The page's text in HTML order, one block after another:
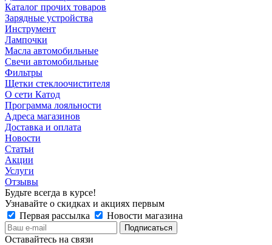
Каталог прочих товаров
Зарядные устройства
Инструмент
Лампочки
Масла автомобильные
Свечи автомобильные
Фильтры
Щетки стеклоочистителя
О сети Катод
Программа лояльности
Адреса магазинов
Доставка и оплата
Новости
Статьи
Акции
Услуги
Отзывы
Будьте всегда в курсе!
Узнавайте о скидках и акциях первым
Первая рассылка
Новости магазина
Оставайтесь на связи